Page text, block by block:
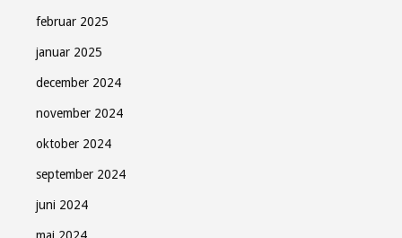
februar 2025
januar 2025
december 2024
november 2024
oktober 2024
september 2024
juni 2024